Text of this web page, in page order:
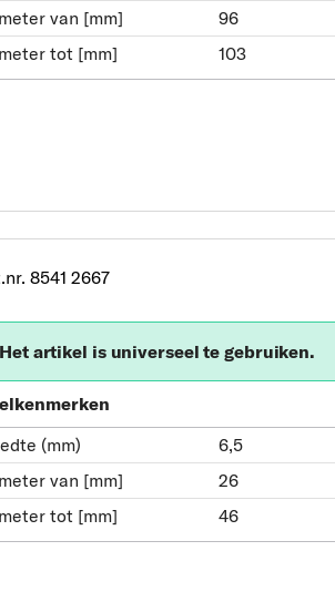
van [mm]
96
tot [mm]
103
8541 2667
Het artikel is universeel te gebruiken.
(mm)
6,5
van [mm]
26
tot [mm]
46